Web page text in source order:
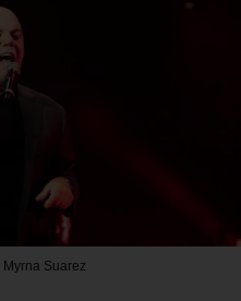
Myrna Suarez